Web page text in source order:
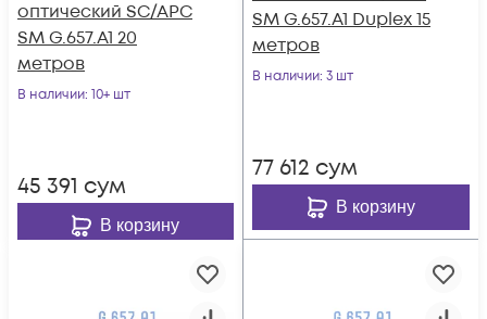
оптический SC/APC
SM G.657.A1 20
метров
В наличии: 10+ шт
45 391 сум
В корзину
SM G.657.A1 Duplex 15
метров
В наличии: 3 шт
77 612 сум
В корзину